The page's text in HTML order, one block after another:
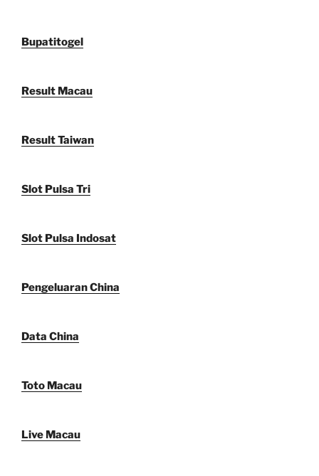
Bupatitogel
Result Macau
Result Taiwan
Slot Pulsa Tri
Slot Pulsa Indosat
Pengeluaran China
Data China
Toto Macau
Live Macau